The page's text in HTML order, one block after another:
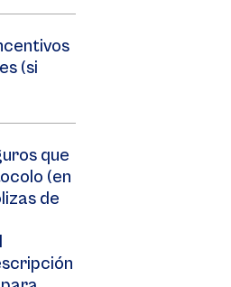
(si
que
(en
de